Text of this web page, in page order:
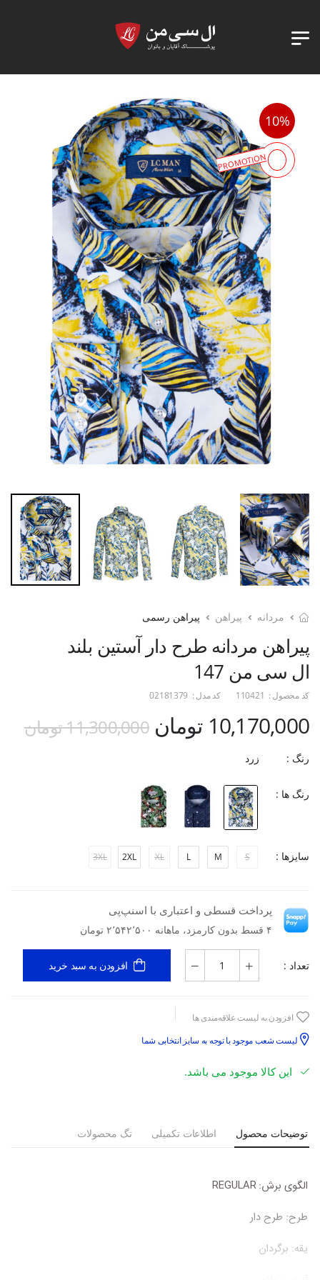
10%
PROMOTION
مردانه پیراهن پیراهن رسمی
پیراهن مردانه طرح دار آستین بلند
ال سی من 147
کد محصول : 110421 کد مدل : 02181379
10,170,000 تومان 11,300,000 تومان
رنگ : زرد
رنگ ها :
سایزها : S
M
L
XL
2XL
3XL
پرداخت قسطی و اعتباری با اسنپ‌پی
۴ قسط بدون کارمزد، ماهانه ۲٬۵۴۲٬۵۰۰ تومان
تعداد : افزودن به سبد خرید
افزودن به لیست علاقه‌مندی ها
لیست شعب موجود با توجه به سایز انتخابی شما
این کالا موجود می باشد.
توضیحات محصول اطلاعات تکمیلی تگ محصولات
الگوی برش:REGULAR
طرح: طرح دار
یقه: برگردان